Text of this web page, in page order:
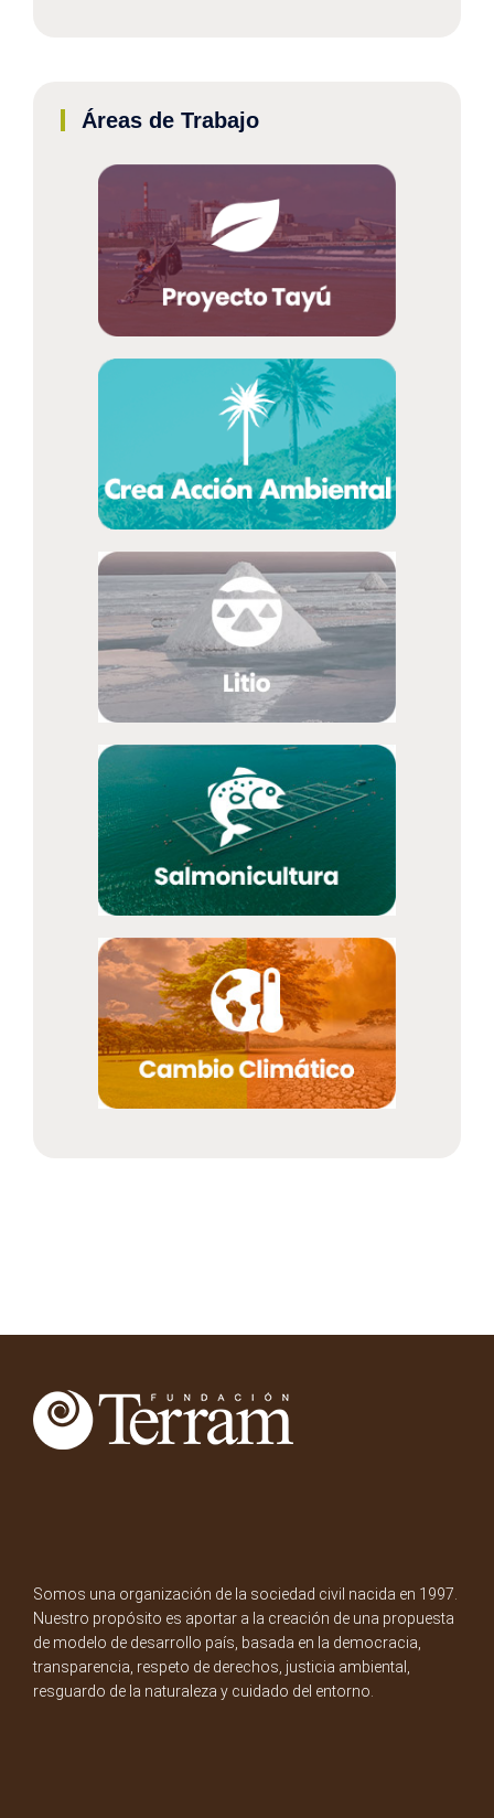
Áreas de Trabajo
Somos una organización de la sociedad civil nacida en 1997.
Nuestro propósito es aportar a la creación de una propuesta
de modelo de desarrollo país, basada en la democracia,
transparencia, respeto de derechos, justicia ambiental,
resguardo de la naturaleza y cuidado del entorno.